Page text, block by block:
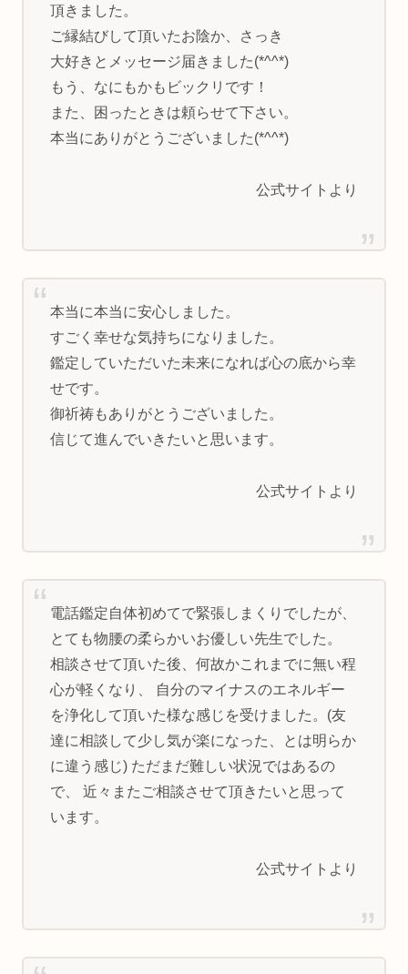
頂きました。
ご縁結びして頂いたお陰か、さっき
大好きとメッセージ届きました(*^^*)
もう、なにもかもビックリです！
また、困ったときは頼らせて下さい。
本当にありがとうございました(*^^*)
公式サイトより
本当に本当に安心しました。
すごく幸せな気持ちになりました。
鑑定していただいた未来になれば心の底から幸
せです。
御祈祷もありがとうございました。
信じて進んでいきたいと思います。
公式サイトより
電話鑑定自体初めてで緊張しまくりでしたが、
とても物腰の柔らかいお優しい先生でした。
相談させて頂いた後、何故かこれまでに無い程
心が軽くなり、 自分のマイナスのエネルギー
を浄化して頂いた様な感じを受けました。(友
達に相談して少し気が楽になった、とは明らか
に違う感じ) ただまだ難しい状況ではあるの
で、 近々またご相談させて頂きたいと思って
います。
公式サイトより